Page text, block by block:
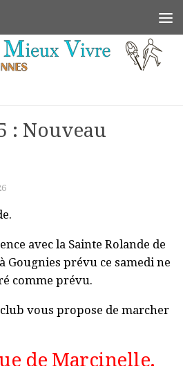
: Nouveau
avec la Sainte Rolande de
Gougnies prévu ce samedi ne
comme prévu.
vous propose de marcher
de Marcinelle.